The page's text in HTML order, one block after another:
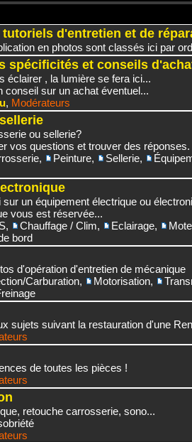
tutoriels d'entretien et de
en photos sont classés ici par
spécificités et conseils
éclairer , la lumière se fera ici...
conseil sur un achat éventuel...
, Modérateurs
ou sellerie?
vos questions et trouver des réponses.
, Peinture, Sellerie,
un équipement électrique ou
vous est réservée...
, Chauffage / Clim, Eclairage,
bord
d'opération d'entretien de mécanique
Carburation, Motorisation,
sujets suivant la restauration d'une
de toutes les pièces !
retouche carrosserie, sono...